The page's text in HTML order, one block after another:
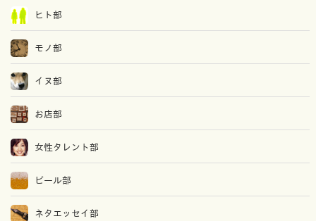
ヒト部
モノ部
イヌ部
お店部
女性タレント部
ビール部
ネタエッセイ部